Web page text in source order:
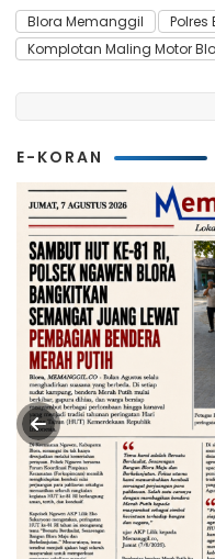
Blora Memanggil Polres
Komplotan Maling Motor
E-KORAN